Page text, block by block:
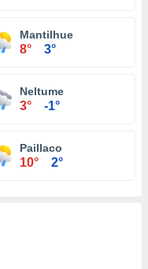
Mantilhue
8° 3°
Neltume
3° -1°
Paillaco
10° 2°